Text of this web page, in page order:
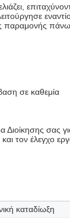
παραμονής
σε καθεμία
σας
τον έλεγχο
καταδίωξη